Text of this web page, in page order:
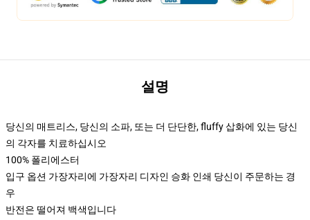
설명
당신의 매트리스, 당신의 소파, 또는 더 단단한, fluffy 삽화에 있는 당신
의 각자를 치료하십시오
100% 폴리에스터
입구 옵션 가장자리에 가장자리 디자인 승화 인쇄 당신이 주문하는 경
우
반전은 떨어져 백색입니다